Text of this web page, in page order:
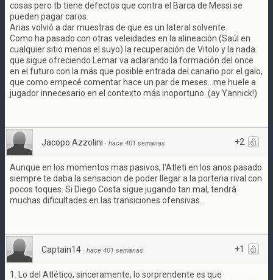
cosas pero tb tiene defectos que contra el Barca de Messi se
pueden pagar caros.
Arias volvió a dar muestras de que es un lateral solvente.
Como ha pasado con otras veleidades en la alineación (Saúl en
cualquier sitio menos el suyo) la recuperación de Vitolo y la nada
que sigue ofreciendo Lemar va aclarando la formación del once
en el futuro con la más que posible entrada del canario por el galo,
que como empecé comentar hace un par de meses...me huele a
jugador innecesario en el contexto más inoportuno. (ay Yannick!)
+2
Jacopo Azzolini · hace 401 semanas
Aunque en los momentos mas pasivos, l'Atleti en los anos pasado
siempre te daba la sensacion de poder llegar a la porteria rival con
pocos toques. Si Diego Costa sigue jugando tan mal, tendrà
muchas dificultades en las transiciones ofensivas.
+1
Captain14 · hace 401 semanas
1. Lo del Atlético, sinceramente, lo sorprendente es que